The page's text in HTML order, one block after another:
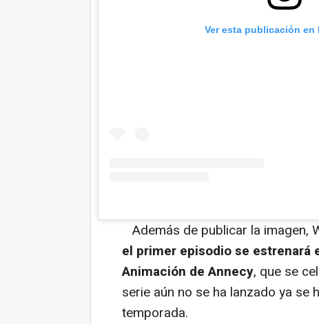
Ver esta publicación en
Además de publicar la imagen,
el primer episodio se estrenará
Animación de Annecy, que se
serie aún no se ha lanzado ya se
temporada.